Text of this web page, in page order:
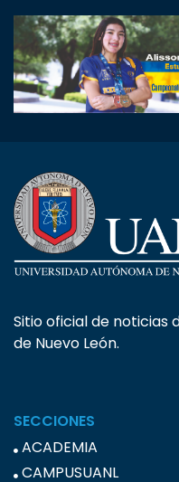
Sitio oficial de noticias
de Nuevo León.
SECCIONES
ACADEMIA
CAMPUSUANL